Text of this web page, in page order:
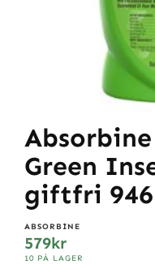
Green
giftfri
ABSORBINE
579kr
10 PÅ LAGER